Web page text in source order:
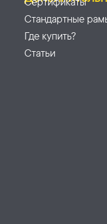
Стандартные
Где купить?
Статьи